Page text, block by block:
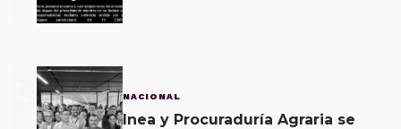
3 NACIONAL
Inea y Procuraduría Agraria se